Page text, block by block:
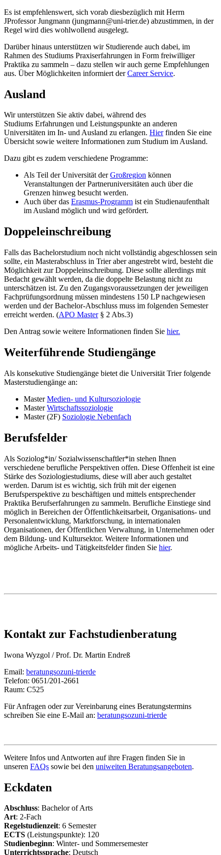
Es ist empfehlenswert, sich vorab diesbezüglich mit Herrn
JProfessor Jungmann (jungmann@uni-trier.de) abzustimmen, in der
Regel wird dies wohlwollend ausgelegt.
Darüber hinaus unterstützen wir Studierende auch dabei, im
Rahmen des Studiums Praxiserfahrungen in Form freiwilliger
Praktika zu sammeln – dazu stellen wir auch gerne Empfehlungen
aus. Über Möglichkeiten informiert derCareer Service.
Ausland
Wir unterstützen Sie aktiv dabei, während des
Studiums Erfahrungen und Leistungspunkte an anderen
Universitäten im In- und Ausland zu erlangen. Hierfinden Sie eine
Übersicht sowie weitere Informationen zum Studium im Ausland.
Dazu gibt es zudem verschiedene Programme:
Als Teil der Universität derGroßregion können
Veranstaltungen der Partneruniversitäten auch über die
Grenzen hinweg besucht werden.
Auch über das Erasmus-Programm ist ein Studienaufenthalt
im Ausland möglich und wird gefördert.
Doppeleinschreibung
Falls das Bachelorstudium noch nicht vollständig abgeschlossen sein
sollte, ein Masterabschluss in Trier aber angestrebt wird, besteht die
Möglichkeit zur Doppeleinschreibung. Diese sollte allerdings mit
Bedacht gewählt werden, da die doppelte Belastung nicht zu
unterschätzen ist. Zu den Zugangsvoraussetzungen der jeweiligen
Fachprüfungsordnung müssen mindestens 150 LP nachgewiesen
werden und der Bachelor-Abschluss muss im folgenden Semester
erreicht werden. (APO Master§ 2 Abs.3)
Den Antrag sowie weitere Informationen finden Sie hier.
Weiterführende Studiengänge
Als konsekutive Studiengänge bietet die Universität Trier folgende
Masterstudiengänge an:
MasterMedien- und Kultursoziologie
MasterWirtschaftssoziologie
Master (2F) Soziologie Nebenfach
Berufsfelder
Als Soziolog*in/ Sozialwissenschaftler*in stehen Ihnen
verschiedene berufliche Perspektiven offen. Diese Offenheit ist eine
Stärke des Soziologiestudiums, diese will aber auch gestaltet
werden. Darum ist es wichtig, sich früh mit der eigenen
Berufsperspektive zu beschäftigen und mittels entsprechender
Praktika Berufserfahrungen zu sammeln. Berufliche Einstiege sind
möglich in Bereichen der Öffentlichkeitsarbeit, Organisations- und
Personalentwicklung, Marktforschung, in internationalen
Organisationen, der Öffentlichen Verwaltung, in Unternehmen oder
dem Bildung- und Kultursektor. Weitere Informationen und
mögliche Arbeits- und Tätigkeitsfelder finden Sie hier.
Kontakt zur Fachstudienberatung
Iwona Wyzgol / Prof. Dr. Martin Endreß
Email: beratungsozuni-trierde
Telefon: 0651/201-2661
Raum: C525
Für Anfragen oder zur Vereinbarung eines Beratungstermins
schreiben Sie eine E-Mail an: beratungsozuni-trierde
Weitere Infos und Antworten auf ihre Fragen finden Sie in
unseren FAQs sowie bei den uniweiten Beratungsangeboten.
Eckdaten
Abschluss: Bachelor of Arts
Art: 2-Fach
Regelstudienzeit: 6 Semester
ECTS (Leistungspunkte): 120
Studienbeginn: Winter- und Sommersemester
Unterrichtssprache: Deutsch